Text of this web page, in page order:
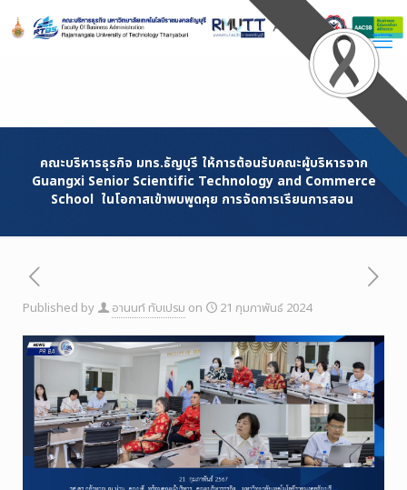
Content
คณะบริหารธุรกิจ มทร.ธัญบุรี ให้การต้อนรับคณะผู้บริหารจาก
Guangxi Senior Scientific Technology and Commerce
School ในโอกาสเข้าพบพูดคุย การจัดการเรียนการสอน
Published by อานนท์ ทับเปรม on 21 กุมภาพันธ์ 2024